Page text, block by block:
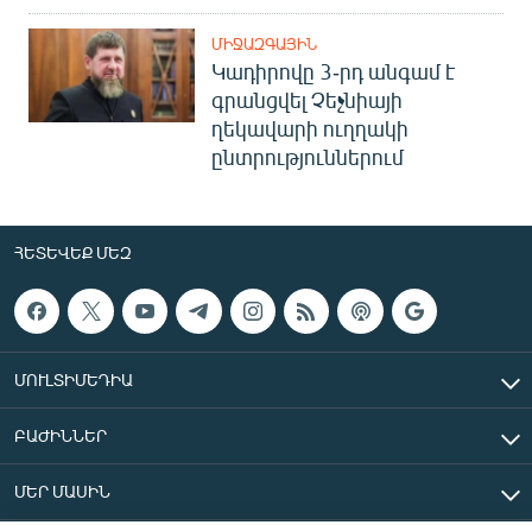
ՄԻՋԱԶԳԱՅԻՆ
Կադիրովը 3-րդ անգամ է
գրանցվել Չեչնիայի
ղեկավարի ուղղակի
ընտրություններում
ՀԵՏԵՎԵՔ ՄԵԶ
ՄՈՒԼՏԻՄԵԴԻԱ
ԲԱԺԻՆՆԵՐ
ՄԵՐ ՄԱՍԻՆ